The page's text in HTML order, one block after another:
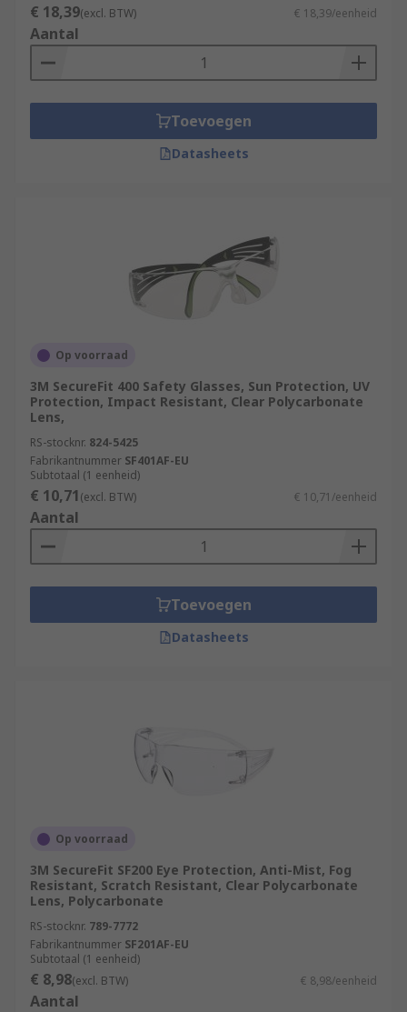
€ 18,39(excl. BTW) € 18,39/eenheid
Aantal
Toevoegen
Datasheets
Op voorraad
3M SecureFit 400 Safety Glasses, Sun Protection, UV
Protection, Impact Resistant, Clear Polycarbonate
Lens,
RS-stocknr. 824-5425
Fabrikantnummer SF401AF-EU
Subtotaal (1 eenheid)
€ 10,71(excl. BTW) € 10,71/eenheid
Aantal
Toevoegen
Datasheets
Op voorraad
3M SecureFit SF200 Eye Protection, Anti-Mist, Fog
Resistant, Scratch Resistant, Clear Polycarbonate
Lens, Polycarbonate
RS-stocknr. 789-7772
Fabrikantnummer SF201AF-EU
Subtotaal (1 eenheid)
€ 8,98(excl. BTW) € 8,98/eenheid
Aantal